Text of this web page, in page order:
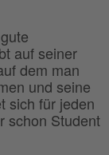
auf seiner
dem man
und seine
sich für jeden
schon Student